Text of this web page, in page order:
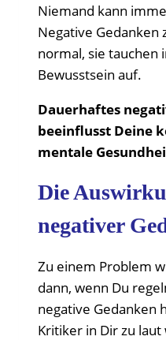
Niemand kann
Negative Gedanken
normal, sie
Bewusstsein auf.
Dauerhaftes
beeinflusst Deine
mentale
Die
negativer
Zu einem Problem
dann, wenn Du
negative Gedanken
Kritiker in Dir zu